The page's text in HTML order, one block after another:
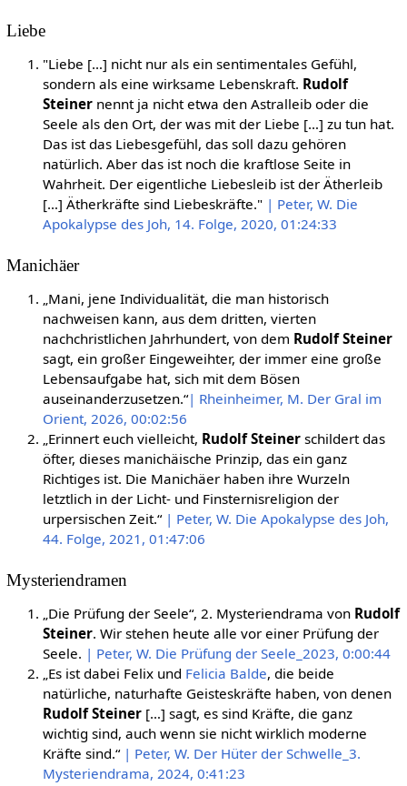
Liebe
"Liebe […] nicht nur als ein sentimentales Gefühl,
sondern als eine wirksame Lebenskraft. Rudolf
Steinernennt ja nicht etwa den Astralleib oder die
Seele als den Ort, der was mit der Liebe […] zu tun hat.
Das ist das Liebesgefühl, das soll dazu gehören
natürlich. Aber das ist noch die kraftlose Seite in
Wahrheit. Der eigentliche Liebesleib ist der Ätherleib
[…] Ätherkräfte sind Liebeskräfte." | Peter, W. Die
Apokalypse des Joh, 14. Folge, 2020, 01:24:33
Manichäer
„Mani, jene Individualität, die man historisch
nachweisen kann, aus dem dritten, vierten
nachchristlichen Jahrhundert, von dem Rudolf Steiner
sagt, ein großer Eingeweihter, der immer eine große
Lebensaufgabe hat, sich mit dem Bösen
auseinanderzusetzen.“| Rheinheimer, M. Der Gral im
Orient, 2026, 00:02:56
„Erinnert euch vielleicht, Rudolf Steinerschildert das
öfter, dieses manichäische Prinzip, das ein ganz
Richtiges ist. Die Manichäer haben ihre Wurzeln
letztlich in der Licht- und Finsternisreligion der
urpersischen Zeit.“ | Peter, W. Die Apokalypse des Joh,
44. Folge, 2021, 01:47:06
Mysteriendramen
„Die Prüfung der Seele“, 2. Mysteriendrama von Rudolf
Steiner. Wir stehen heute alle vor einer Prüfung der
Seele. | Peter, W. Die Prüfung der Seele_2023, 0:00:44
„Es ist dabei Felix und Felicia Balde, die beide
natürliche, naturhafte Geisteskräfte haben, von denen
Rudolf Steiner[…] sagt, es sind Kräfte, die ganz
wichtig sind, auch wenn sie nicht wirklich moderne
Kräfte sind.“ | Peter, W. Der Hüter der Schwelle_3.
Mysteriendrama, 2024, 0:41:23